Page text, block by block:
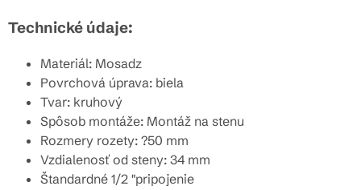
Technické údaje:
Materiál: Mosadz
Povrchová úprava: biela
Tvar: kruhový
Spôsob montáže: Montáž na stenu
Rozmery rozety: ?50 mm
Vzdialenosť od steny: 34 mm
Štandardné 1/2 "pripojenie